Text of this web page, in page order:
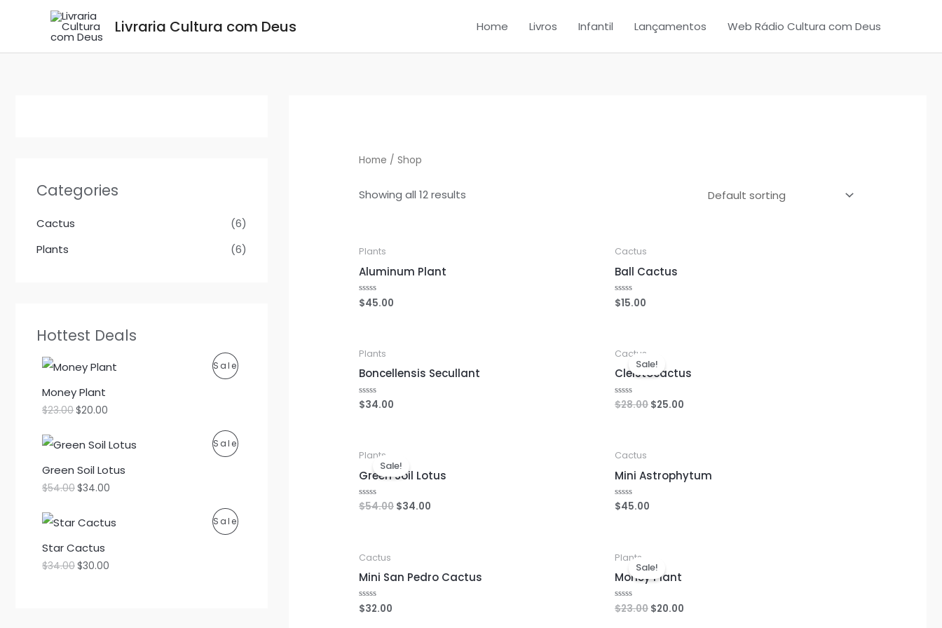
Livraria Cultura com Deus Home Livros Infantil Lançamentos Web Rádio Cultura com Deus
Categories
Cactus
(6)
Plants
(6)
Hottest Deals
SaleP
D
T
Money Plant
$23.00$20.00
SaleP
D
Green Soil Lotus
$54.00$34.00
SaleP
Star Cactus
$34.00$30.00
Home / Shop
Showing all 12 results
Plants
Aluminum Plant
Rated
0
$45.00
Cactus
Ball Cactus
Rated
0
$15.00
Plants
Boncellensis Secullant
Rated
0
$34.00
Sale!
Cactus
Cleistocactus
Rated
0
$28.00 $25.00
Sale!
Plants
Green Soil Lotus
Rated
0
$54.00 $34.00
Cactus
Mini Astrophytum
Rated
0
$45.00
Cactus
Mini San Pedro Cactus
Rated
0
$32.00
Sale!
Plants
Money Plant
Rated
0
$23.00 $20.00